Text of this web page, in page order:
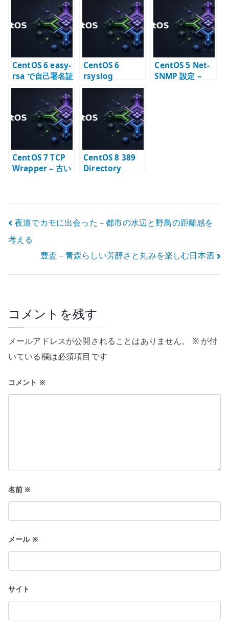
ティング問題 –
OSPF と VPN 経
路の注意点
書とルーティン
グを含めた古い
手順
証明書配置と接
CentOS 6 easy-
rsa で自己署名証
明書を作成する –
OpenVPN 用
PKI の基本
CentOS 6
rsyslog
ommail 有効化
時の大量ログ –
通知設定の注意
点
CentOS 5 Net-
SNMP 設定 –
CentOS 7 TCP
Wrapper – 古い
CentOS 8 389
Directory
投
稿
ゲ
ー
シ
ン
夜道でカモに出会った – 都市の水辺と野鳥の距離感を
考える
豊盃 – 青森らしい芳醇さと丸みを楽しむ日本酒
コメントを残す
メールアドレスが公開されることはありません。 ※が付
いている欄は必須項目です
コメント ※
名前※
メール ※
サイト